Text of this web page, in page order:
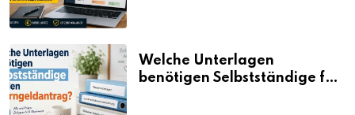
Welche Unterlagen
benötigen Selbstständige für